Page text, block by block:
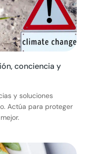
conciencia y
y soluciones
Actúa para proteger